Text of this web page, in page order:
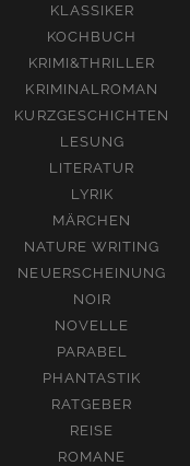
KLASSIKER
KOCHBUCH
KRIMI&THRILLER
KRIMINALROMAN
KURZGESCHICHTEN
LESUNG
LITERATUR
LYRIK
MÄRCHEN
NATURE WRITING
NEUERSCHEINUNG
NOIR
NOVELLE
PARABEL
PHANTASTIK
RATGEBER
REISE
ROMANE